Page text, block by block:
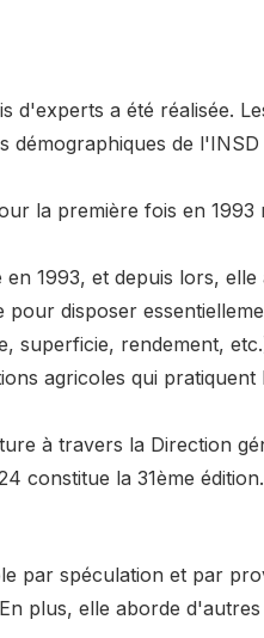
d'experts a été réalisée.
démographiques de
la première fois en 1993
1993, et depuis lors,
disposer
superficie, rendement,
agricoles qui
à travers la Direction
constitue la 31ème édition.
par spéculation et par
plus, elle aborde d'autres